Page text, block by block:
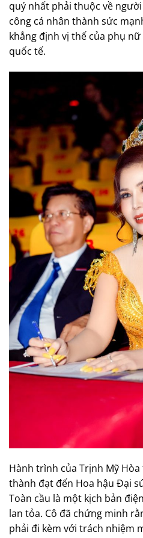
quý nhất phải thuộc về
công cá nhân thành sức
khẳng định vị thế của phụ
quốc tế.
Hành trình của Trịnh Mỹ
thành đạt đến Hoa hậu Đại
Toàn cầu là một kịch bản
lan tỏa. Cô đã chứng minh
phải đi kèm với trách nhiệm